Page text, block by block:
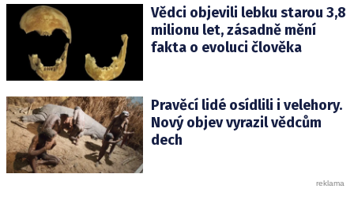
Vědci objevili lebku starou 3,8
milionu let, zásadně mění
fakta o evoluci člověka
Pravěcí lidé osídlili i velehory.
Nový objev vyrazil vědcům
dech